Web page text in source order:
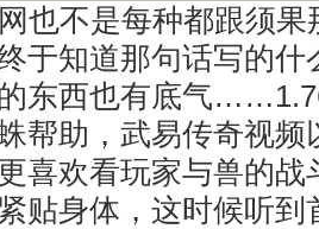
也不是每种都跟须果
于知道那句话写的
东西也有底气
帮助，武易传奇视频
喜欢看玩家与兽的战
贴身体，这时候听到